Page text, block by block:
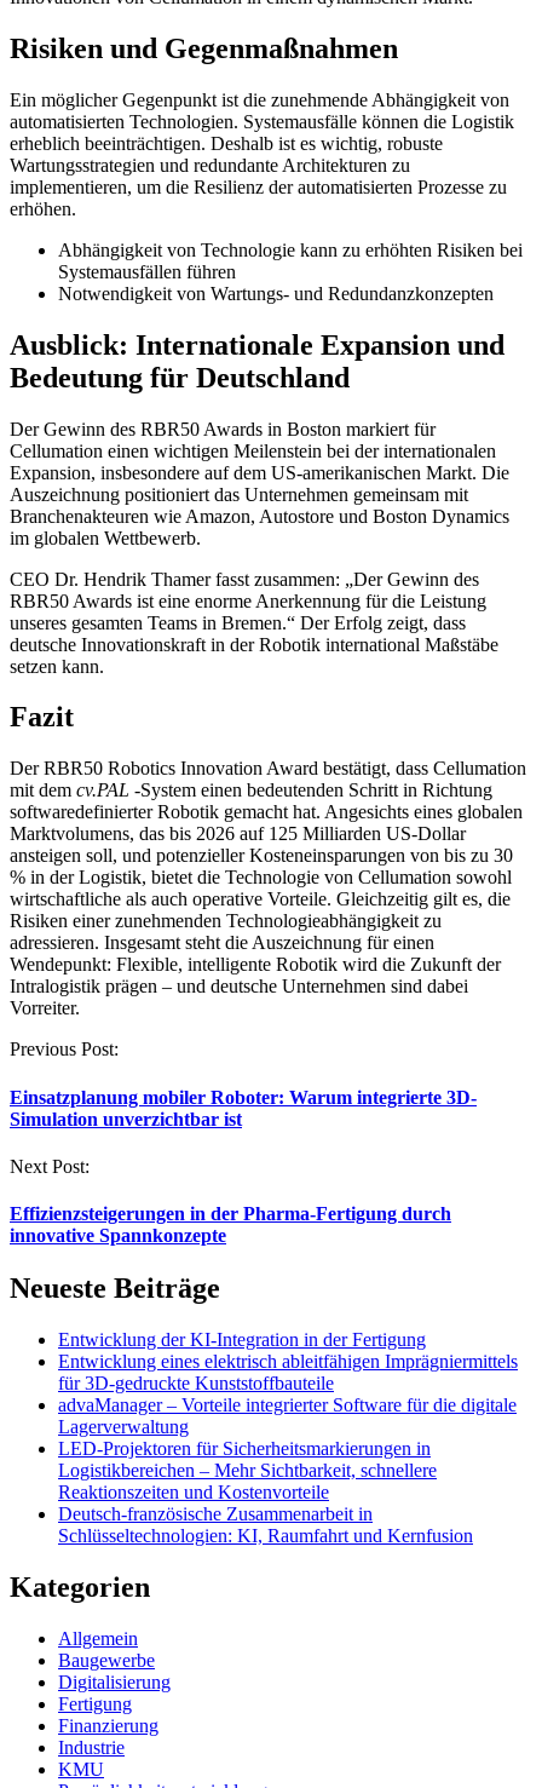
Risiken und Gegenmaßnahmen
Ein möglicher Gegenpunkt ist die zunehmende Abhängigkeit von
automatisierten Technologien. Systemausfälle können die Logistik
erheblich beeinträchtigen. Deshalb ist es wichtig, robuste
Wartungsstrategien und redundante Architekturen zu
implementieren, um die Resilienz der automatisierten Prozesse zu
erhöhen.
Abhängigkeit von Technologie kann zu erhöhten Risiken bei
Systemausfällen führen
Notwendigkeit von Wartungs- und Redundanzkonzepten
Ausblick: Internationale Expansion und
Bedeutung für Deutschland
Der Gewinn des RBR50 Awards in Boston markiert für
Cellumation einen wichtigen Meilenstein bei der internationalen
Expansion, insbesondere auf dem US-amerikanischen Markt. Die
Auszeichnung positioniert das Unternehmen gemeinsam mit
Branchenakteuren wie Amazon, Autostore und Boston Dynamics
im globalen Wettbewerb.
CEO Dr. Hendrik Thamer fasst zusammen: „Der Gewinn des
RBR50 Awards ist eine enorme Anerkennung für die Leistung
unseres gesamten Teams in Bremen.“ Der Erfolg zeigt, dass
deutsche Innovationskraft in der Robotik international Maßstäbe
setzen kann.
Fazit
Der RBR50 Robotics Innovation Award bestätigt, dass Cellumation
mit dem cv.PAL -System einen bedeutenden Schritt in Richtung
softwaredefinierter Robotik gemacht hat. Angesichts eines globalen
Marktvolumens, das bis 2026 auf 125 Milliarden US-Dollar
ansteigen soll, und potenzieller Kosteneinsparungen von bis zu 30
% in der Logistik, bietet die Technologie von Cellumation sowohl
wirtschaftliche als auch operative Vorteile. Gleichzeitig gilt es, die
Risiken einer zunehmenden Technologieabhängigkeit zu
adressieren. Insgesamt steht die Auszeichnung für einen
Wendepunkt: Flexible, intelligente Robotik wird die Zukunft der
Intralogistik prägen – und deutsche Unternehmen sind dabei
Vorreiter.
Post
Previous Post:
Einsatzplanung mobiler Roboter: Warum integrierte 3D-
Simulation unverzichtbar ist
Next Post:
Effizienzsteigerungen in der Pharma-Fertigung durch
innovative Spannkonzepte
Neueste Beiträge
Entwicklung der KI-Integration in der Fertigung
Entwicklung eines elektrisch ableitfähigen Imprägniermittels
für 3D-gedruckte Kunststoffbauteile
advaManager – Vorteile integrierter Software für die digitale
Lagerverwaltung
LED-Projektoren für Sicherheitsmarkierungen in
Logistikbereichen – Mehr Sichtbarkeit, schnellere
Reaktionszeiten und Kostenvorteile
Deutsch-französische Zusammenarbeit in
Schlüsseltechnologien: KI, Raumfahrt und Kernfusion
Kategorien
Allgemein
Baugewerbe
Digitalisierung
Fertigung
Finanzierung
Industrie
KMU